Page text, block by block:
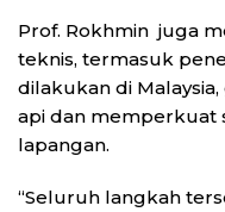
Prof. Rokhmin juga
teknis, termasuk
dilakukan di
api dan memperkuat
lapangan.
“Seluruh langkah